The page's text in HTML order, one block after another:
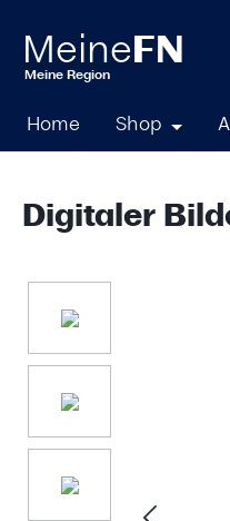
Home Shop
Digitaler